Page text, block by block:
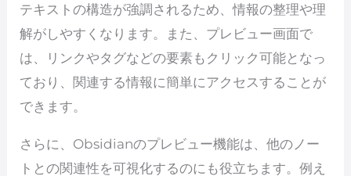
テキストの構造が強調されるため、情報の整理や理
解がしやすくなります。また、プレビュー画面で
は、リンクやタグなどの要素もクリック可能となっ
ており、関連する情報に簡単にアクセスすることが
できます。
さらに、Obsidianのプレビュー機能は、他のノー
トとの関連性を可視化するのにも役立ちます。例え